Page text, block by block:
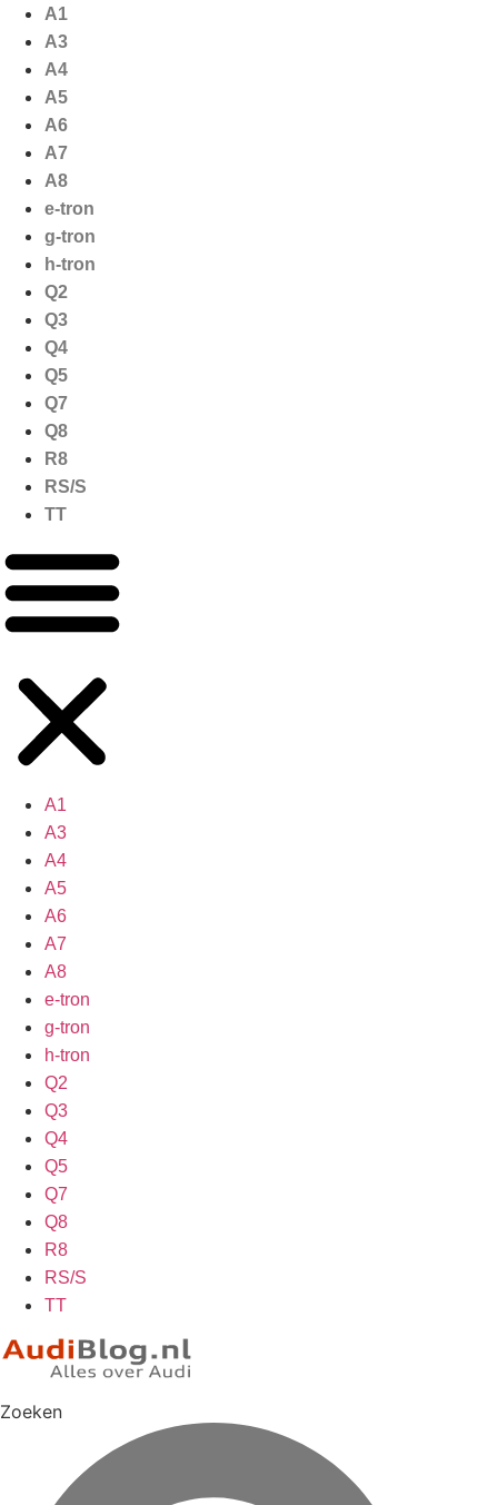
naar
inhoud
A1
A3
A4
A5
A6
A7
A8
e-tron
g-tron
h-tron
Q2
Q3
Q4
Q5
Q7
Q8
R8
RS/S
TT
A1
A3
A4
A5
A6
A7
A8
e-tron
g-tron
h-tron
Q2
Q3
Q4
Q5
Q7
Q8
R8
RS/S
TT
Zoeken